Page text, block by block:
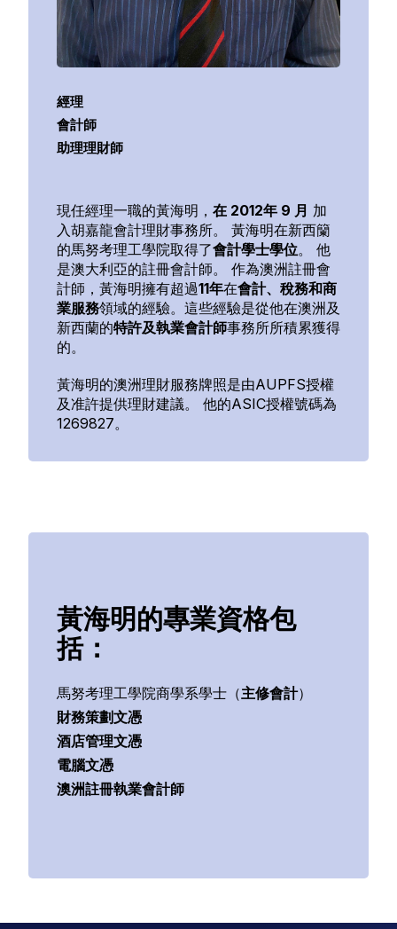
經理
會計師
助理理財師
現任經理一職的黃海明， 在 2012年 9 月 加
入胡嘉龍會計理財事務所。 黃海明在新西籣
的馬努考理工學院取得了會計學士學位。 他
是澳大利亞的註冊會計師。 作為澳洲註冊會
計師，黃海明擁有超過11年在會計、稅務和商
業服務領域的經驗。這些經驗是從他在澳洲及
新西蘭的特許及執業會計師事務所所積累獲得
的。
黃海明的澳洲理財服務牌照是由AUPFS授權
及准許提供理財建議。 他的ASIC授權號碼為
1269827。
黃海明的專業資格包
括：
馬努考理工學院商學系學士（主修會計）
財務策劃文憑
酒店管理文憑
電腦文憑
澳洲註冊執業會計師